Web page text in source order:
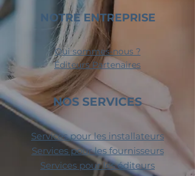
NOTRE ENTREPRISE
Qui sommes-nous ?​
Éditeurs Partenaires
NOS SERVICES
Services pour les installateurs
Services pour les fournisseurs
Services pour les éditeurs